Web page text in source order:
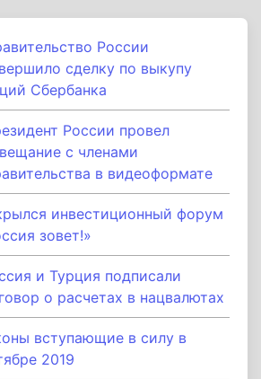
России
сделку по выкупу
Сбербанка
России провел
с членами
в видеоформате
инвестиционный форум
зовет!»
и Турция подписали
о расчетах в нацвалютах
вступающие в силу в
2019